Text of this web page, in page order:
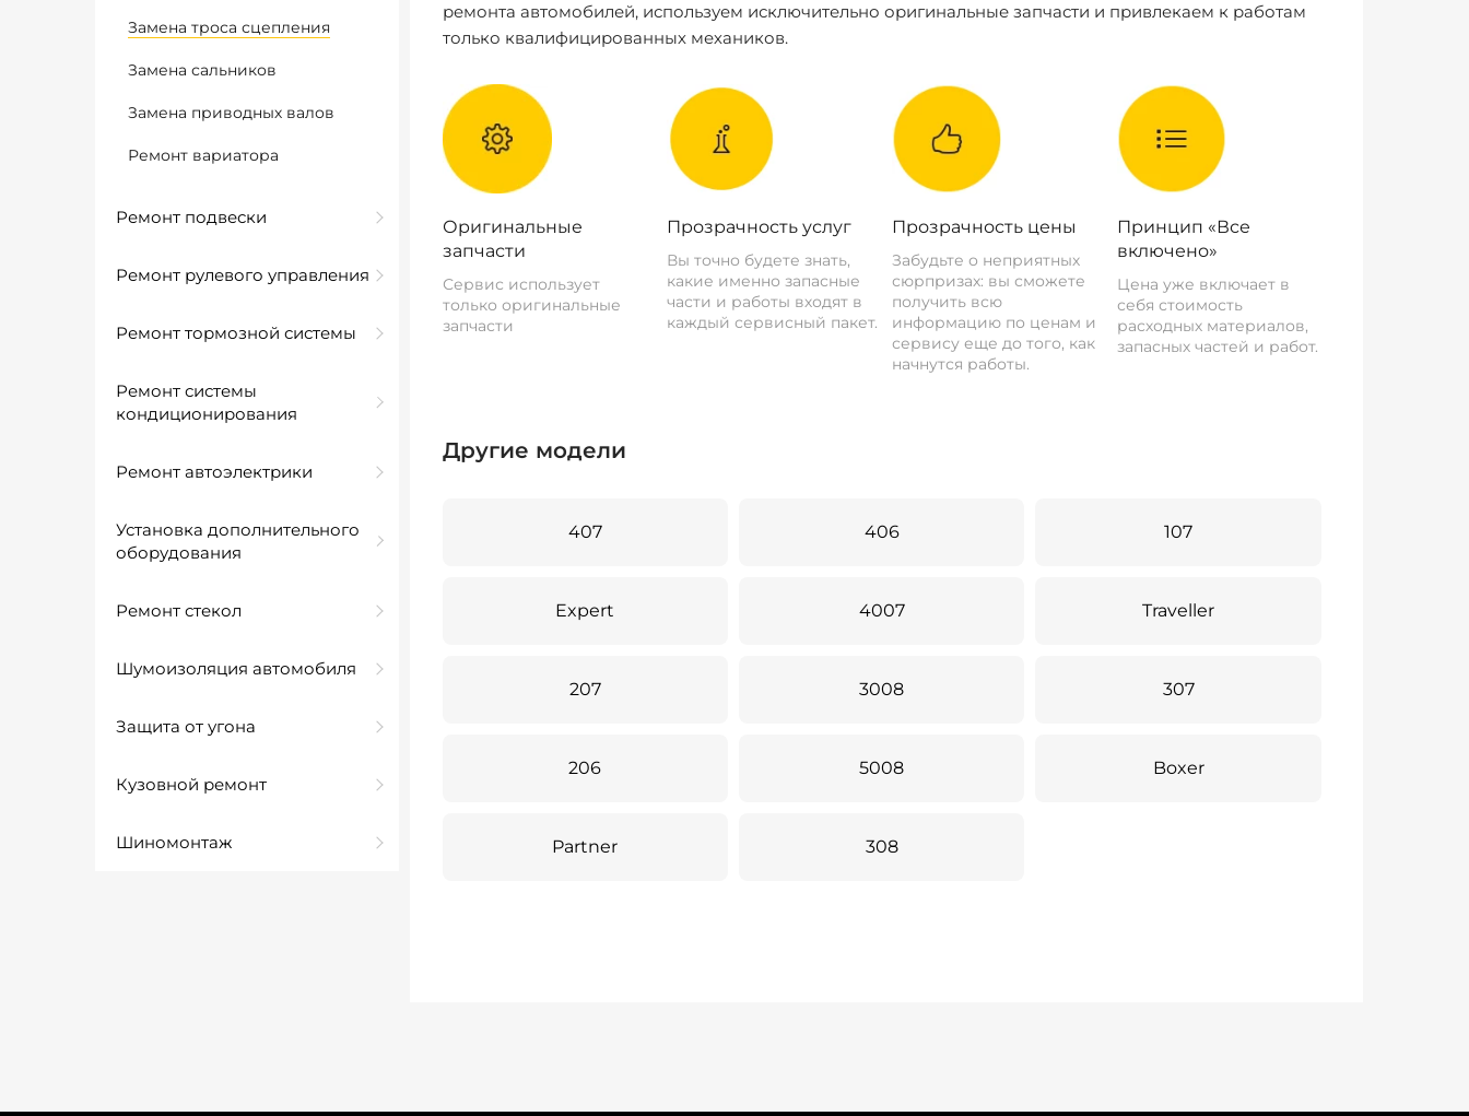
Замена троса сцепления
Замена сальников
Замена приводных валов
Ремонт вариатора
Ремонт подвески
Ремонт рулевого управления
Ремонт тормозной системы
Ремонт системы
кондиционирования
Ремонт автоэлектрики
Установка дополнительного
оборудования
Ремонт стекол
Шумоизоляция автомобиля
Защита от угона
Кузовной ремонт
Шиномонтаж
ремонта автомобилей, используем исключительно оригинальные запчасти и привлекаем к работам
только квалифицированных механиков.
Оригинальные
запчасти
Сервис использует
только оригинальные
запчасти
Прозрачность услуг
Вы точно будете знать,
какие именно запасные
части и работы входят в
каждый сервисный пакет.
Прозрачность цены
Забудьте о неприятных
сюрпризах: вы сможете
получить всю
информацию по ценам и
сервису еще до того, как
начнутся работы.
Принцип «Все
включено»
Цена уже включает в
себя стоимость
расходных материалов,
запасных частей и работ.
Другие модели
407 406 107
Expert 4007 Traveller
207 3008 307
206 5008 Boxer
Partner 308